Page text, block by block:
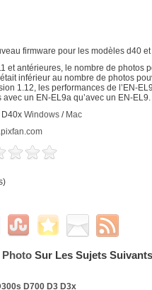
firmware pour les modèles d40
et antérieures, le nombre de photos
inférieur au nombre de photos
1.12, les performances de l’EN-
un EN-EL9a qu’avec un EN-EL9.
D40x Windows / Mac
Photo Sur Les Sujets
D700 D3 D3x